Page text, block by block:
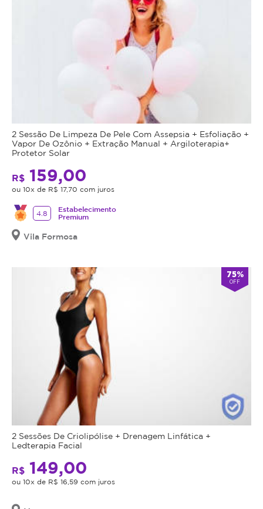
2 Sessão De Limpeza De Pele Com Assepsia + Esfoliação +
Vapor De Ozônio + Extração Manual + Argiloterapia+
Protetor Solar
R$ 159,00
ou 10x de R$ 17,70 com juros
4.8
Estabelecimento
Premium
Vila Formosa
75%
OFF
2 Sessões De Criolipólise + Drenagem Linfática +
Ledterapia Facial
R$ 149,00
ou 10x de R$ 16,59 com juros